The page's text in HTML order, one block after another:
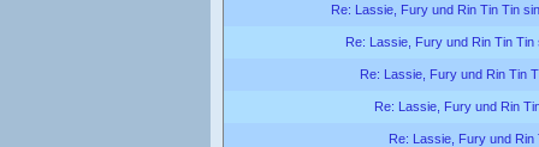
Re: Lassie, Fury und Rin Tin Tin
Re: Lassie, Fury und Rin Tin
Re: Lassie, Fury und Rin Tin
Re: Lassie, Fury und Rin
Re: Lassie, Fury und